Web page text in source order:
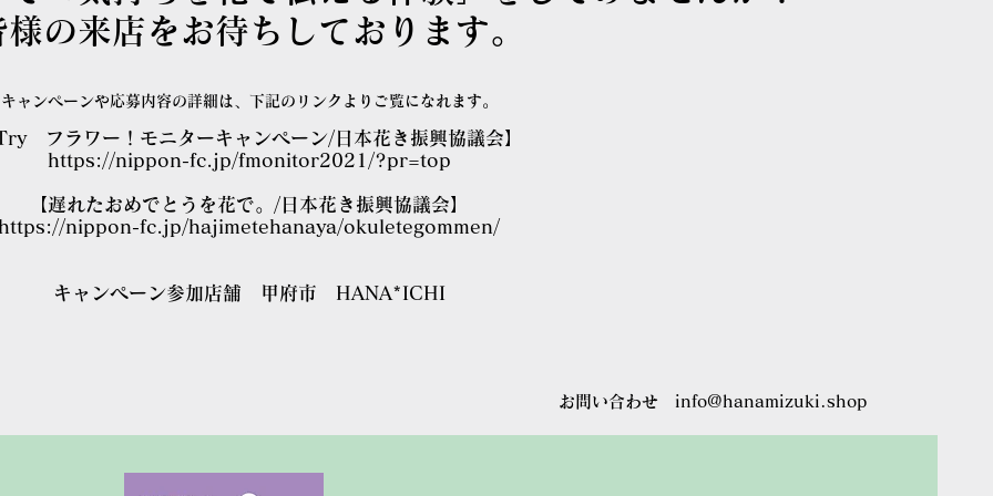
様の来店をお待ちしております。
キャンペーンや応募内容の詳細は、下記のリンクよりご覧になれます。
フラワー！モニターキャンペーン/日本花き振興協議会】
https://nippon-fc.jp/fmonitor2021/?pr=top
【遅れたおめでとうを花で。/日本花き振興協議会】
nippon-fc.jp/hajimetehanaya/okuletegommen/
キャンペーン参加店舗 甲府市 HANA*ICHI
お問い合わせ info@hanamizuki.shop